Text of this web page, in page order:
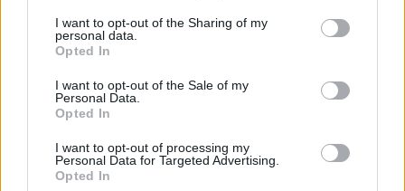
I want to opt-out of the Sharing of my
personal data.
Opted In
I want to opt-out of the Sale of my
Personal Data.
Opted In
I want to opt-out of processing my
Personal Data for Targeted Advertising.
Opted In